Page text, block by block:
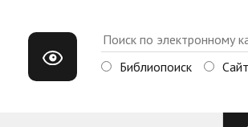
Библиопоиск Сайт